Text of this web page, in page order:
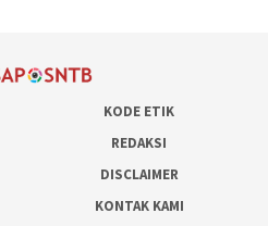
KODE ETIK
REDAKSI
DISCLAIMER
KONTAK KAMI